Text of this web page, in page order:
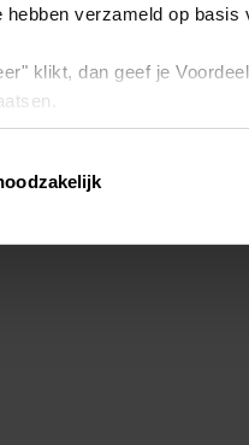
verzameld op
klikt, dan geef je
kun je ook zelf
.